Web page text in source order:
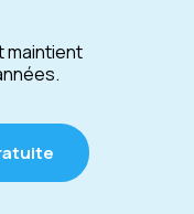
maintient